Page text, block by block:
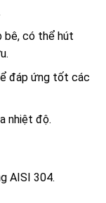
bê, có thể hút
đáp ứng tốt các
nhiệt độ.
AISI 304.